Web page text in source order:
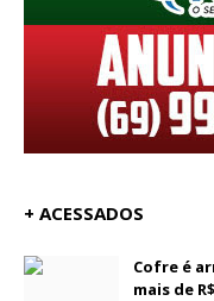
+ ACESSADOS
Cofre é
mais de